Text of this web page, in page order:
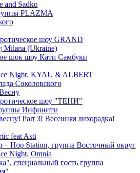
and Sadko
PLAZMA
шоу GRAND
Milana (Ukraine)
шок шоу Кати Самбуки
Night. KYAU & ALBERT
Соколовского
шоу "ТЕНИ"
Инфинити
Part 3! Весенняя лихорадка!
feat Asti
– Hop Station, группа Восточный округ
Night, Omnia
специальный гость группа